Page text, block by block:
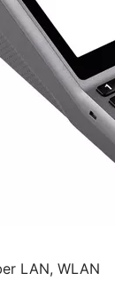
LAN, WLAN